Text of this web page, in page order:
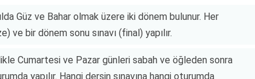
Güz ve Bahar olmak üzere iki dönem bulunur. Her
ve bir dönem sonu sınavı (final) yapılır.
Cumartesi ve Pazar günleri sabah ve öğleden sonra
yapılır. Hangi dersin sınavına hangi oturumda